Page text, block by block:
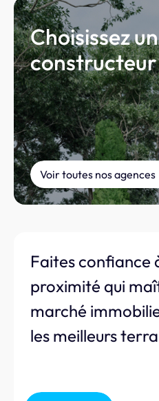
Choisissez un
Voir toutes nos agences
Faites confiance
proximité qui
marché
les meilleurs